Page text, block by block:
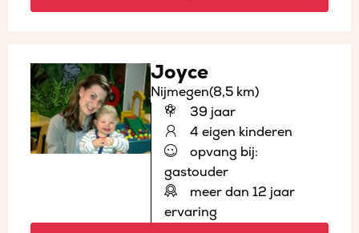
Joyce
Nijmegen(8,5 km)
39 jaar
4 eigen kinderen
opvang bij:
gastouder
meer dan 12 jaar
ervaring